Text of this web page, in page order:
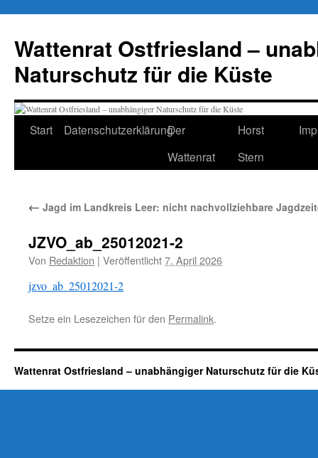
springen
Wattenrat Ostfriesland –
Naturschutz für die Küste
Start DatenschutzerklärungDer
Wattenrat
Horst
Stern
← Jagd im Landkreis Leer: nicht nachvollziehbare
JZVO_ab_25012021-2
Von Redaktion | Veröffentlicht7. April 2026
jzvo_ab_25012021-2
Setze ein Lesezeichen für den Permalink.
Wattenrat Ostfriesland – unabhängiger Naturschutz für die